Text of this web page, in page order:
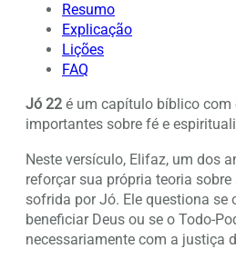
Resumo
Explicação
Lições
FAQ
Jó 22 é um capítulo bíblico com
importantes sobre fé e
Neste versículo, Elifaz, um dos
reforçar sua própria teoria
sofrida por Jó. Ele questiona se
beneficiar Deus ou se o Todo-
necessariamente com a justiça